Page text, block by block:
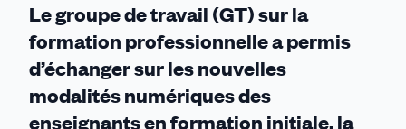
Le groupe de travail (GT) sur la
formation professionnelle a permis
d’échanger sur les nouvelles
modalités numériques des
enseignants en formation initiale, la